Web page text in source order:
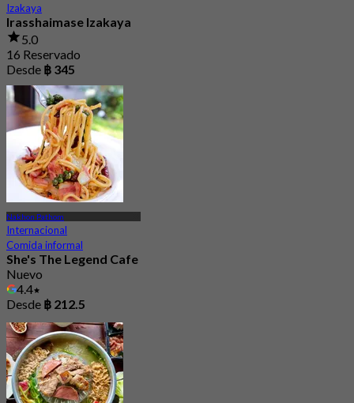
Izakaya
Irasshaimase Izakaya
5.0
16 Reservado
Desde ฿ 345
Nakhon Pathom
Internacional
Comida informal
She's The Legend Cafe
Nuevo
4.4
Desde ฿ 212.5